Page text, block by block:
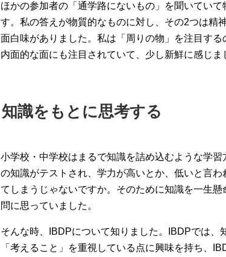
ほかの参加者の「通学路にないもの」を聞いてい
す。私の答えが物質的なものに対し、その2つは精
面白味がありました。私は「周りの物」を注目す
内面的な面にも注目されていて、少し新鮮に感じま
知識をもとに思考する
小学校・中学校はまるで知識を詰め込むような学
の知識がテストされ、学力が高いとか、低いと言
てしまうじゃないですか。そのために知識を一生
問に思っていました。
そんな時、IBDPについて知りました。IBDPでは、
「考えること」を重視している点に興味を持ち、